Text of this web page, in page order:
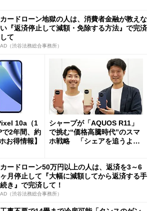
カードローン地獄の人は、消費者金融が教えな
い『返済停止して減額・免除する方法』で完済
して
AD（渋谷法務総合事務所）
10a（1
2年間、約
お得情報】
シャープが「AQUOS R11」
で挑む“価格高騰時代”のスマ
ホ戦略 「シェアを追うより
カードローン50万円以上の人は、返済を3～6
ヶ月停止して『大幅に減額してから返済する手
続き』で完済して！
AD（渋谷法務総合事務所）